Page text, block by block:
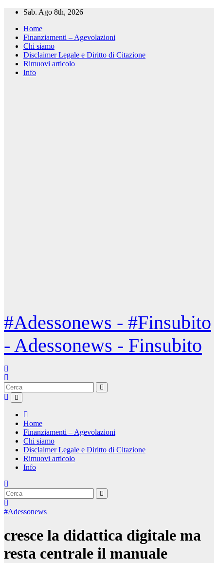
Salta
contenuto
Sab. Ago 8th, 2026
Home
Finanziamenti – Agevolazioni
Chi siamo
Disclaimer Legale e Diritto di Citazione
Rimuovi articolo
Info
#Adessonews - #Finsubito
- Adessonews - Finsubito
Home
Finanziamenti – Agevolazioni
Chi siamo
Disclaimer Legale e Diritto di Citazione
Rimuovi articolo
Info
#Adessonews
cresce la didattica digitale ma
resta centrale il manuale